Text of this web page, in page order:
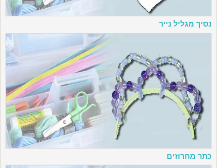
נסיך מגליל נייר
כתר מחרוזים